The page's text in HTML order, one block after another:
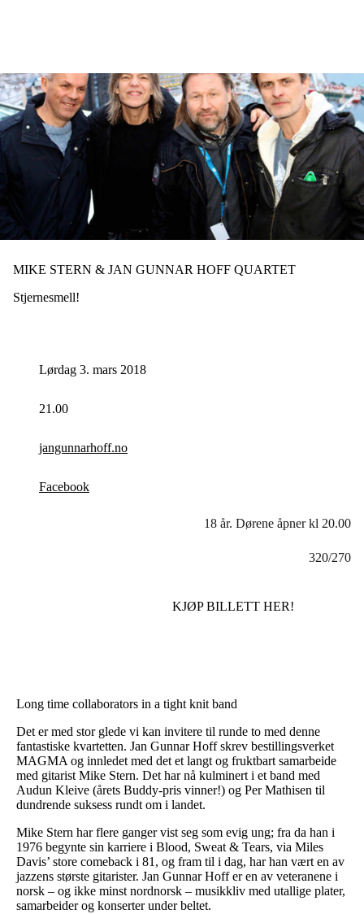
MIKE STERN & JAN GUNNAR HOFF QUARTET
Stjernesmell!
Lørdag 3. mars 2018
21.00
jangunnarhoff.no
Facebook
18 år. Dørene åpner kl 20.00
320/270
KJØP BILLETT HER!
Long time collaborators in a tight knit band
Det er med stor glede vi kan invitere til runde to med denne
fantastiske kvartetten. Jan Gunnar Hoff skrev bestillingsverket
MAGMA og innledet med det et langt og fruktbart samarbeide
med gitarist Mike Stern. Det har nå kulminert i et band med
Audun Kleive (årets Buddy-pris vinner!) og Per Mathisen til
dundrende suksess rundt om i landet.
Mike Stern har flere ganger vist seg som evig ung; fra da han i
1976 begynte sin karriere i Blood, Sweat & Tears, via Miles
Davis’ store comeback i 81, og fram til i dag, har han vært en av
jazzens største gitarister. Jan Gunnar Hoff er en av veteranene i
norsk – og ikke minst nordnorsk – musikkliv med utallige plater,
samarbeider og konserter under beltet.